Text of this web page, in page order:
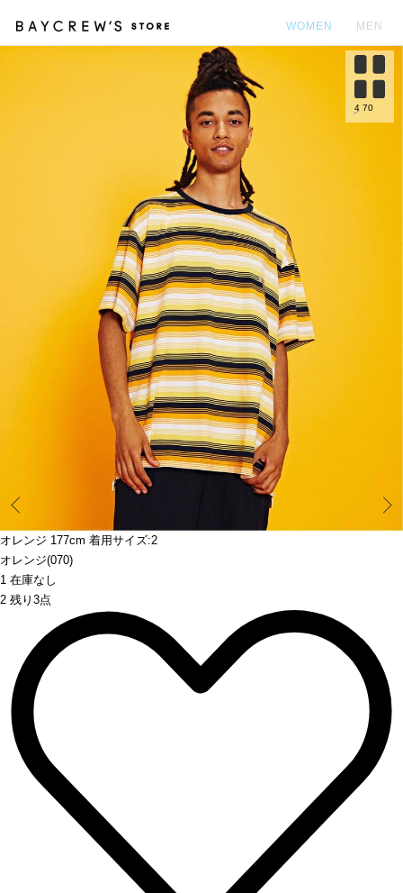
WOMEN MEN
オレンジ 177cm 着用サイズ:2
オレンジ(070)
1 在庫なし
2 残り3点
4 70